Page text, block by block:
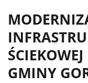
GMINY